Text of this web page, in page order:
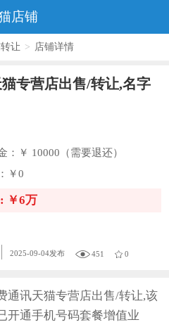
店铺
让 > 店铺详情
专营店出售/转让,名字
：
￥ 10000（需要退还）
￥0
￥6万
2025-09-04发布 451 0
通讯天猫专营店出售/转让,该
开通手机号码套餐增值业